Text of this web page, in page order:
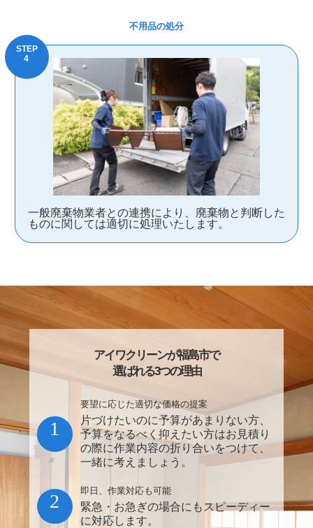
不用品の処分
一般廃棄物業者との連携により、廃棄物と判断した
ものに関しては適切に処理いたします。
アイワクリーンが福島市で
選ばれる3つの理由
要望に応じた適切な価格の提案
片づけたいのに予算があまりない方、
予算をなるべく抑えたい方はお見積り
の際に作業内容の折り合いをつけて、
一緒に考えましょう。
1
即日、作業対応も可能
緊急・お急ぎの場合にもスピーディー
に対応します。
2